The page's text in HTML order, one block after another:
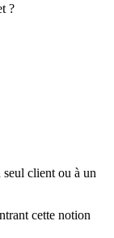
?
seul client ou à un
cette notion